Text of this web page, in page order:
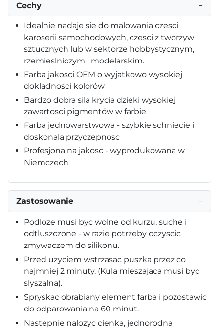
Cechy −
Idealnie nadaje sie do malowania czesci
karoserii samochodowych, czesci z tworzyw
sztucznych lub w sektorze hobbystycznym,
rzemieslniczym i modelarskim.
Farba jakosci OEM o wyjatkowo wysokiej
dokladnosci kolorów
Bardzo dobra sila krycia dzieki wysokiej
zawartosci pigmentów w farbie
Farba jednowarstwowa - szybkie schniecie i
doskonala przyczepnosc
Profesjonalna jakosc - wyprodukowana w
Niemczech
Zastosowanie −
Podloze musi byc wolne od kurzu, suche i
odtluszczone - w razie potrzeby oczyscic
zmywaczem do silikonu.
Przed uzyciem wstrzasac puszka przez co
najmniej 2 minuty. (Kula mieszajaca musi byc
slyszalna).
Spryskac obrabiany element farba i pozostawic
do odparowania na 60 minut.
Nastepnie nalozyc cienka, jednorodna